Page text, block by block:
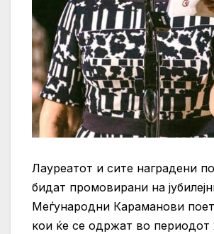
Лауреатот и сите наградени
бидат промовирани на
Меѓународни Караманови
кои ќе се одржат во периодот